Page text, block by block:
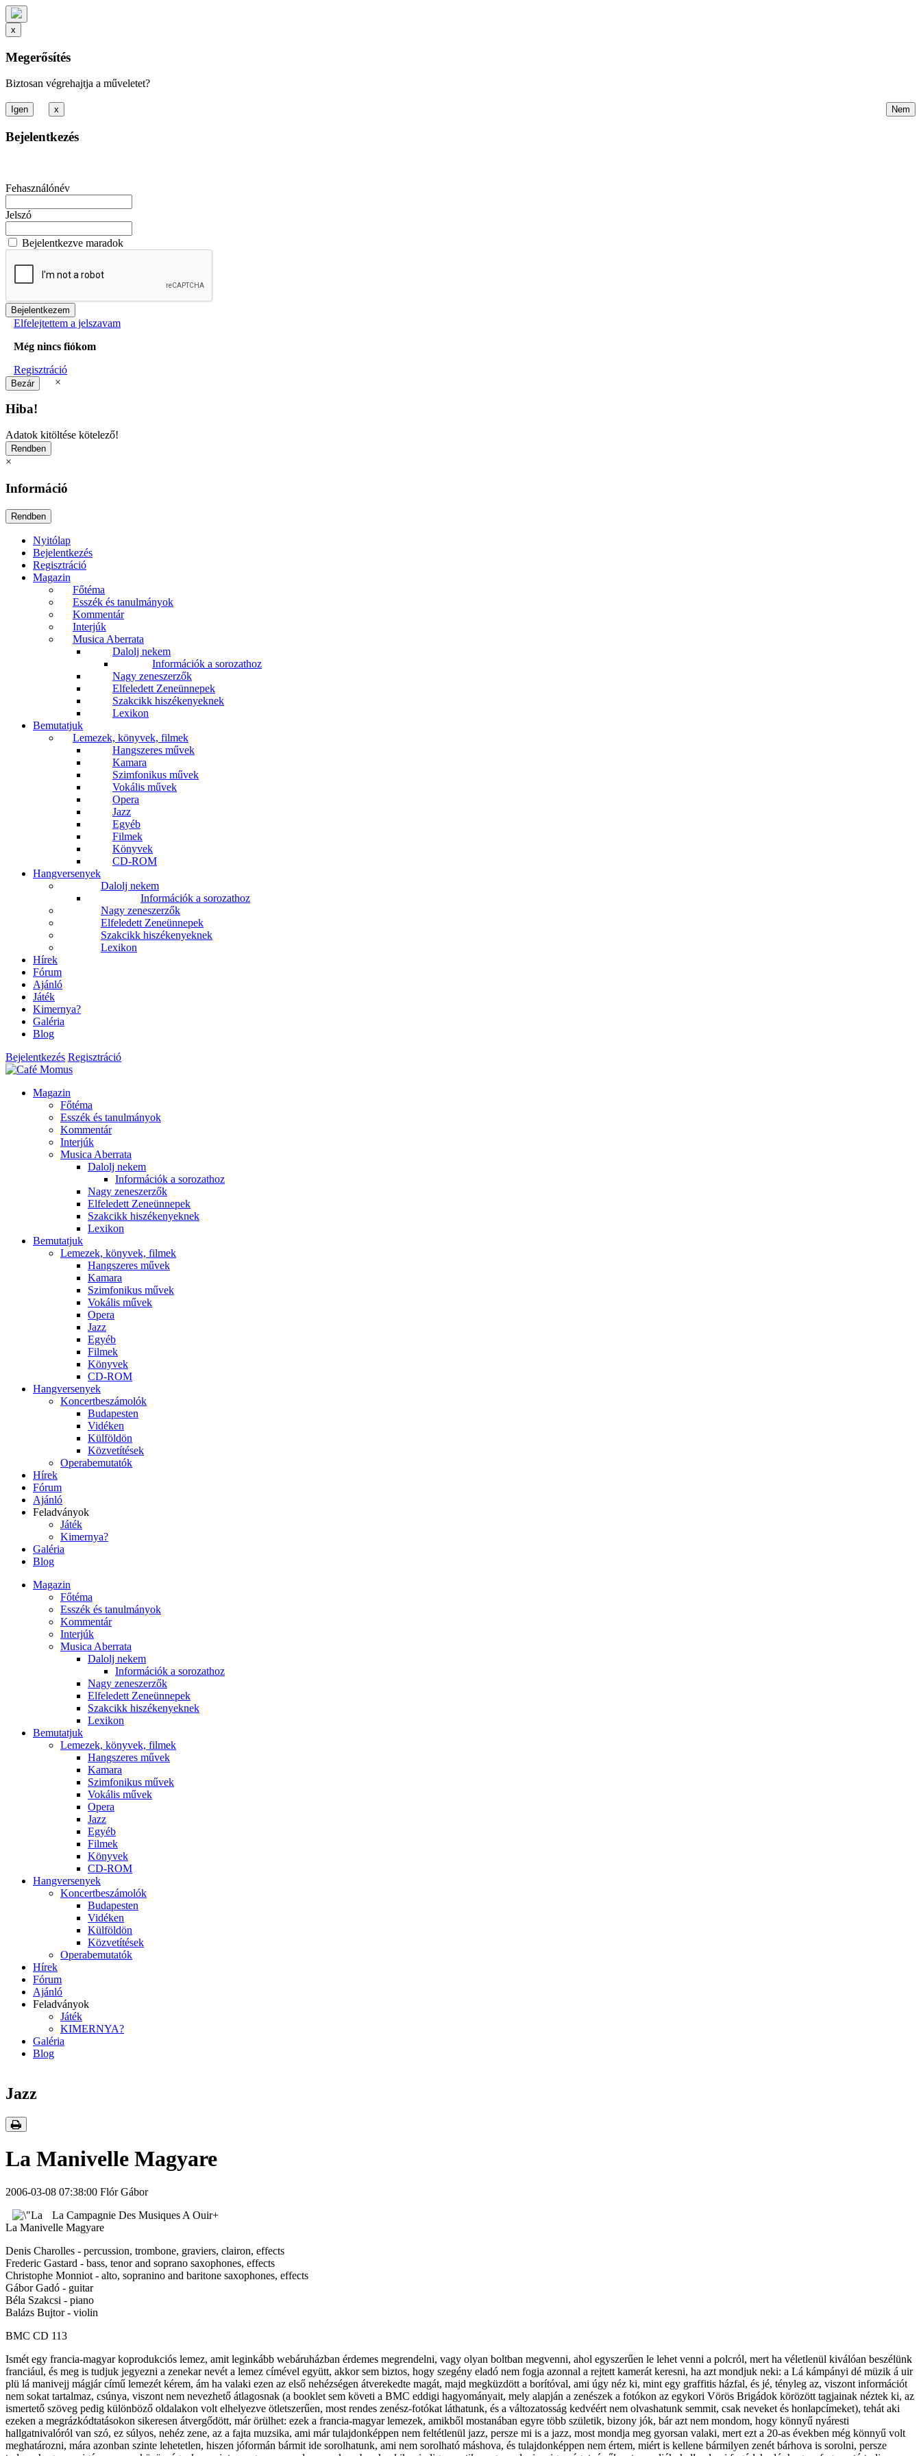
x
Megerősítés
Biztosan végrehajtja a műveletet?
x
Bejelentkezés
Fehasználónév
Jelszó
Bejelentkezve maradok
Elfelejtettem a jelszavam
Még nincs fiókom
Regisztráció
×
Hiba!
Adatok kitöltése kötelező!
×
Információ
Nyitólap
Bejelentkezés
Regisztráció
Magazin
Főtéma
Esszék és tanulmányok
Kommentár
Interjúk
Musica Aberrata
Dalolj nekem
Információk a sorozathoz
Nagy zeneszerzők
Elfeledett Zeneünnepek
Szakcikk hiszékenyeknek
Lexikon
Bemutatjuk
Lemezek, könyvek, filmek
Hangszeres művek
Kamara
Szimfonikus művek
Vokális művek
Opera
Jazz
Egyéb
Filmek
Könyvek
CD-ROM
Hangversenyek
Dalolj nekem
Információk a sorozathoz
Nagy zeneszerzők
Elfeledett Zeneünnepek
Szakcikk hiszékenyeknek
Lexikon
Hírek
Fórum
Ajánló
Játék
Kimernya?
Galéria
Blog
Bejelentkezés Regisztráció
Magazin
Főtéma
Esszék és tanulmányok
Kommentár
Interjúk
Musica Aberrata
Dalolj nekem
Információk a sorozathoz
Nagy zeneszerzők
Elfeledett Zeneünnepek
Szakcikk hiszékenyeknek
Lexikon
Bemutatjuk
Lemezek, könyvek, filmek
Hangszeres művek
Kamara
Szimfonikus művek
Vokális művek
Opera
Jazz
Egyéb
Filmek
Könyvek
CD-ROM
Hangversenyek
Koncertbeszámolók
Budapesten
Vidéken
Külföldön
Közvetítések
Operabemutatók
Hírek
Fórum
Ajánló
Feladványok
Játék
Kimernya?
Galéria
Blog
Magazin
Főtéma
Esszék és tanulmányok
Kommentár
Interjúk
Musica Aberrata
Dalolj nekem
Információk a sorozathoz
Nagy zeneszerzők
Elfeledett Zeneünnepek
Szakcikk hiszékenyeknek
Lexikon
Bemutatjuk
Lemezek, könyvek, filmek
Hangszeres művek
Kamara
Szimfonikus művek
Vokális művek
Opera
Jazz
Egyéb
Filmek
Könyvek
CD-ROM
Hangversenyek
Koncertbeszámolók
Budapesten
Vidéken
Külföldön
Közvetítések
Operabemutatók
Hírek
Fórum
Ajánló
Feladványok
Játék
KIMERNYA?
Galéria
Blog
Jazz
La Manivelle Magyare
2006-03-08 07:38:00 Flór Gábor
La Campagnie Des Musiques A Ouir+
La Manivelle Magyare
Denis Charolles - percussion, trombone, graviers, clairon, effects
Frederic Gastard - bass, tenor and soprano saxophones, effects
Christophe Monniot - alto, sopranino and baritone saxophones, effects
Gábor Gadó - guitar
Béla Szakcsi - piano
Balázs Bujtor - violin
BMC CD 113
Ismét egy francia-magyar koprodukciós lemez, amit leginkább webáruházban érdemes megrendelni, vagy olyan boltban megvenni, ahol egyszerűen le lehet venni a polcról, mert ha véletlenül kiválóan beszélünk
franciául, és meg is tudjuk jegyezni a zenekar nevét a lemez címével együtt, akkor sem biztos, hogy szegény eladó nem fogja azonnal a rejtett kamerát keresni, ha azt mondjuk neki: a Lá kámpányi dé müzik á uir
plü lá manivejj mágjár című lemezét kérem, ám ha valaki ezen az első nehézségen átverekedte magát, majd megküzdött a borítóval, ami úgy néz ki, mint egy graffitis házfal, és jé, tényleg az, viszont információt
nem sokat tartalmaz, csúnya, viszont nem nevezhető átlagosnak (a booklet sem követi a BMC eddigi hagyományait, mely alapján a zenészek a fotókon az egykori Vörös Brigádok körözött tagjainak néztek ki, az
ismertető szöveg pedig különböző oldalakon volt elhelyezve ötletszerűen, most rendes zenész-fotókat láthatunk, és a változatosság kedvéért nem olvashatunk semmit, csak neveket és honlapcímeket), tehát aki
ezeken a megrázkódtatásokon sikeresen átvergődött, már örülhet: ezek a francia-magyar lemezek, amikből mostanában egyre több születik, bizony jók, bár azt nem mondom, hogy könnyű nyáresti
hallgatnivalóról van szó, ez súlyos, nehéz zene, az a fajta muzsika, ami már tulajdonképpen nem feltétlenül jazz, persze mi is a jazz, most mondja meg gyorsan valaki, mert ezt a 20-as években még könnyű volt
meghatározni, mára azonban szinte lehetetlen, hiszen jóformán bármit ide sorolhatunk, ami nem sorolható máshova, és tulajdonképpen nem értem, miért is kellene bármilyen zenét bárhova is sorolni, persze